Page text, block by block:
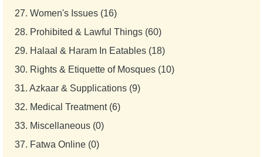
27. Women's Issues (16)
28. Prohibited & Lawful Things (60)
29. Halaal & Haram In Eatables (18)
30. Rights & Etiquette of Mosques (10)
31. Azkaar & Supplications (9)
32. Medical Treatment (6)
33. Miscellaneous (0)
37. Fatwa Online (0)